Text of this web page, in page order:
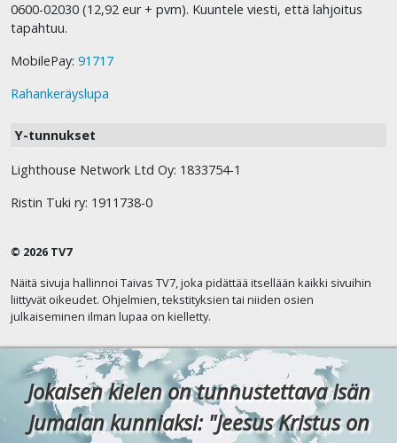
0600-02030 (12,92 eur + pvm). Kuuntele viesti, että lahjoitus
tapahtuu.
MobilePay: 91717
Rahankeräyslupa
Y-tunnukset
Lighthouse Network Ltd Oy: 1833754-1
Ristin Tuki ry: 1911738-0
© 2026 TV7
Näitä sivuja hallinnoi Taivas TV7, joka pidättää itsellään kaikki sivuihin
liittyvät oikeudet. Ohjelmien, tekstityksien tai niiden osien
julkaiseminen ilman lupaa on kielletty.
Jokaisen kielen on tunnustettava Isän
Jumalan kunniaksi: "Jeesus Kristus on